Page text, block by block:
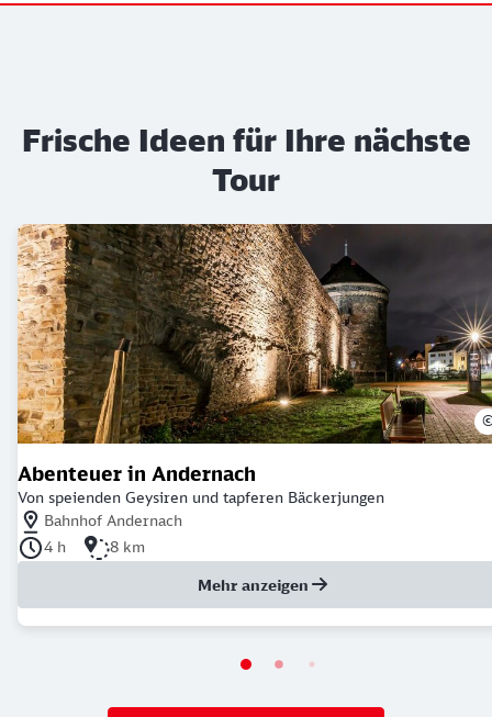
Frische Ideen für Ihre nächste
Tour
Abenteuer in Andernach
Von speienden Geysiren und tapferen Bäckerjungen
Nächstgelegener Bahnhof: Bahnhof Andernach
Bahnhof Andernach
Dauer der Tour: 4 Stunden
4 h Länge der Tour: 8 Kilometer
8 km
Mehr anzeigen